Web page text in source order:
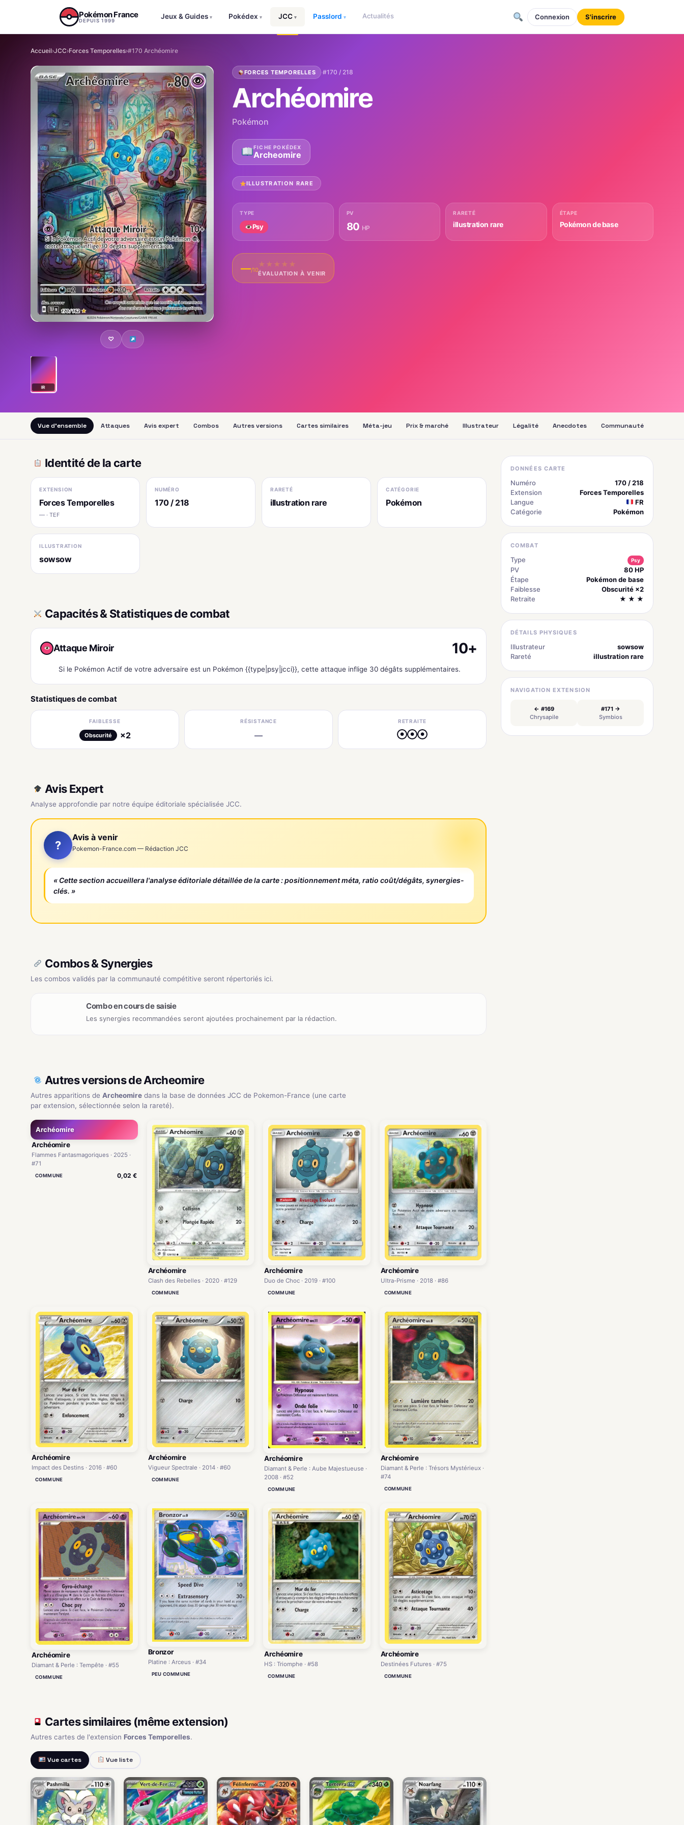
Pokémon France
DEPUIS 1999
Jeux & Guides ▾ Pokédex ▾ JCC ▾ Passlord ▾ Actualités Connexion S'inscrire
Accueil›JCC›Forces Temporelles›#170 Archéomire
♡
IR
FORCES TEMPORELLES ·#170 / 218
Archéomire
Pokémon
FICHE POKÉDEX
Archeomire
ILLUSTRATION RARE
TYPE
Psy
PV
80 HP
RARETÉ
illustration rare
ÉTAPE
Pokémon de base
—/10
★ ★ ★ ★ ★
ÉVALUATION À VENIR
Vue d'ensemble Attaques Avis expert Combos Autres versions Cartes similaires Méta-jeu Prix & marché Illustrateur Légalité Anecdotes Communauté
Identité de la carte
EXTENSION
Forces Temporelles
— · TEF
NUMÉRO
170 / 218
RARETÉ
illustration rare
CATÉGORIE
Pokémon
ILLUSTRATION
sowsow
Capacités & Statistiques de combat
Attaque Miroir 10+
Si le Pokémon Actif de votre adversaire est un Pokémon {{type|psy|jcci}}, cette attaque inflige 30 dégâts supplémentaires.
Statistiques de combat
FAIBLESSE
Obscurité ×2
RÉSISTANCE
—
RETRAITE
● ● ●
Avis Expert
Analyse approfondie par notre équipe éditoriale spécialisée JCC.
?
Avis à venir
Pokemon-France.com — Rédaction JCC
« Cette section accueillera l'analyse éditoriale détaillée de la carte : positionnement méta, ratio coût/dégâts, synergies-
clés. »
Combos & Synergies
Les combos validés par la communauté compétitive seront répertoriés ici.
Combo en cours de saisie
Les synergies recommandées seront ajoutées prochainement par la rédaction.
Autres versions de Archeomire
Autres apparitions de Archeomire dans la base de données JCC de Pokemon-France (une carte
par extension, sélectionnée selon la rareté).
Archéomire
Archéomire
Flammes Fantasmagoriques · 2025 ·
#71
COMMUNE 0,02 €
Archéomire
Clash des Rebelles · 2020 · #129
COMMUNE
Archéomire
Duo de Choc · 2019 · #100
COMMUNE
Archéomire
Ultra-Prisme · 2018 · #86
COMMUNE
Archéomire
Impact des Destins · 2016 · #60
COMMUNE
Archéomire
Vigueur Spectrale · 2014 · #60
COMMUNE
Archéomire
Diamant & Perle : Aube Majestueuse ·
2008 · #52
COMMUNE
Archéomire
Diamant & Perle : Trésors Mystérieux ·
#74
COMMUNE
Archéomire
Diamant & Perle : Tempête · #55
COMMUNE
Bronzor
Platine : Arceus · #34
PEU COMMUNE
Archéomire
HS : Triomphe · #58
COMMUNE
Archéomire
Destinées Futures · #75
COMMUNE
Cartes similaires (même extension)
Autres cartes de l'extension Forces Temporelles.
Vue cartes Vue liste
DONNÉES CARTE
Numéro
170 / 218
Extension
Forces Temporelles
Langue
FR
Catégorie
Pokémon
COMBAT
Type Psy
PV
80 HP
Étape
Pokémon de base
Faiblesse
Obscurité ×2
Retraite
★ ★ ★
DÉTAILS PHYSIQUES
Illustrateur
sowsow
Rareté
illustration rare
NAVIGATION EXTENSION
← #169
Chrysapile
#171 →
Symbios